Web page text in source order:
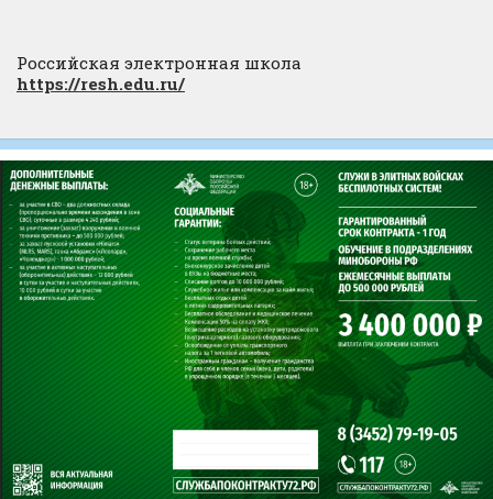
Российская электронная школа
https://resh.edu.ru/